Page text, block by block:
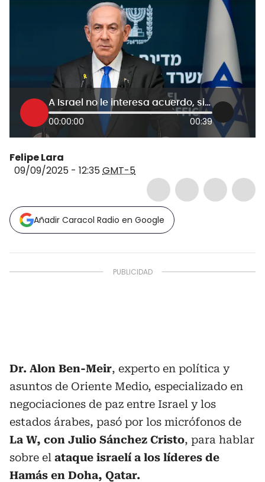
A Israel no le interesa acuerdo, sino seguir con la guerra: experto tras ataque contra Hamás en Doha
00:00:00 00:39
Felipe Lara
09/09/2025 - 12:35GMT-5
Añadir Caracol Radio en Google
Dr. Alon Ben-Meir, experto en política y
asuntos de Oriente Medio, especializado en
negociaciones de paz entre Israel y los
estados árabes, pasó por los micrófonos de
La W, con Julio Sánchez Cristo, para hablar
sobre el ataque israelí a los líderes de
Hamás en Doha, Qatar.